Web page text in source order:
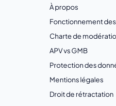
À propos
Fonctionnement
Charte de
APV vs GMB
Protection des
Mentions légales
Droit de rétractation